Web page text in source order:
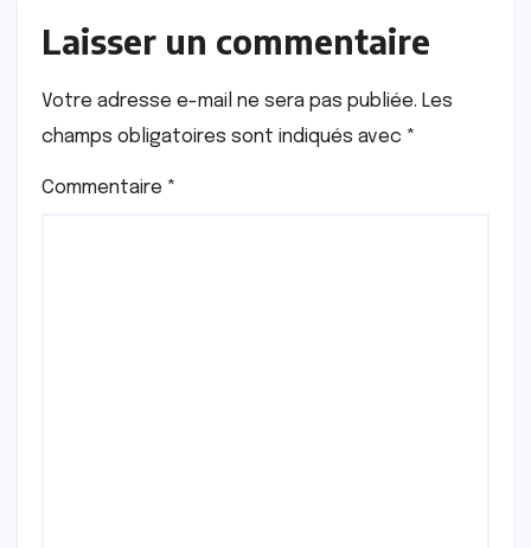
Laisser un commentaire
Votre adresse e-mail ne sera pas publiée. Les
champs obligatoires sont indiqués avec *
Commentaire *